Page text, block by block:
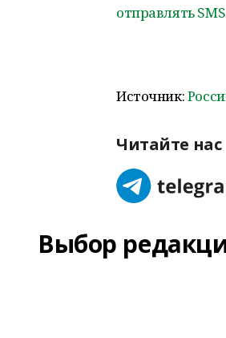
отправлять SМS
Источник:
Читайте нас
Выбор